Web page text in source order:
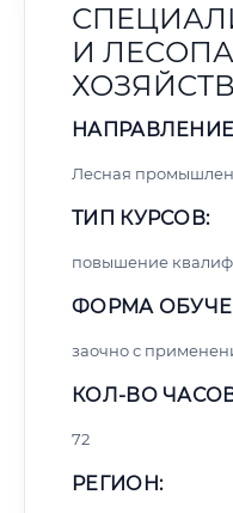
И
Лесная
ТИП КУРСОВ:
повышение
ФОРМА
заочно с
КОЛ-ВО
72
РЕГИОН: